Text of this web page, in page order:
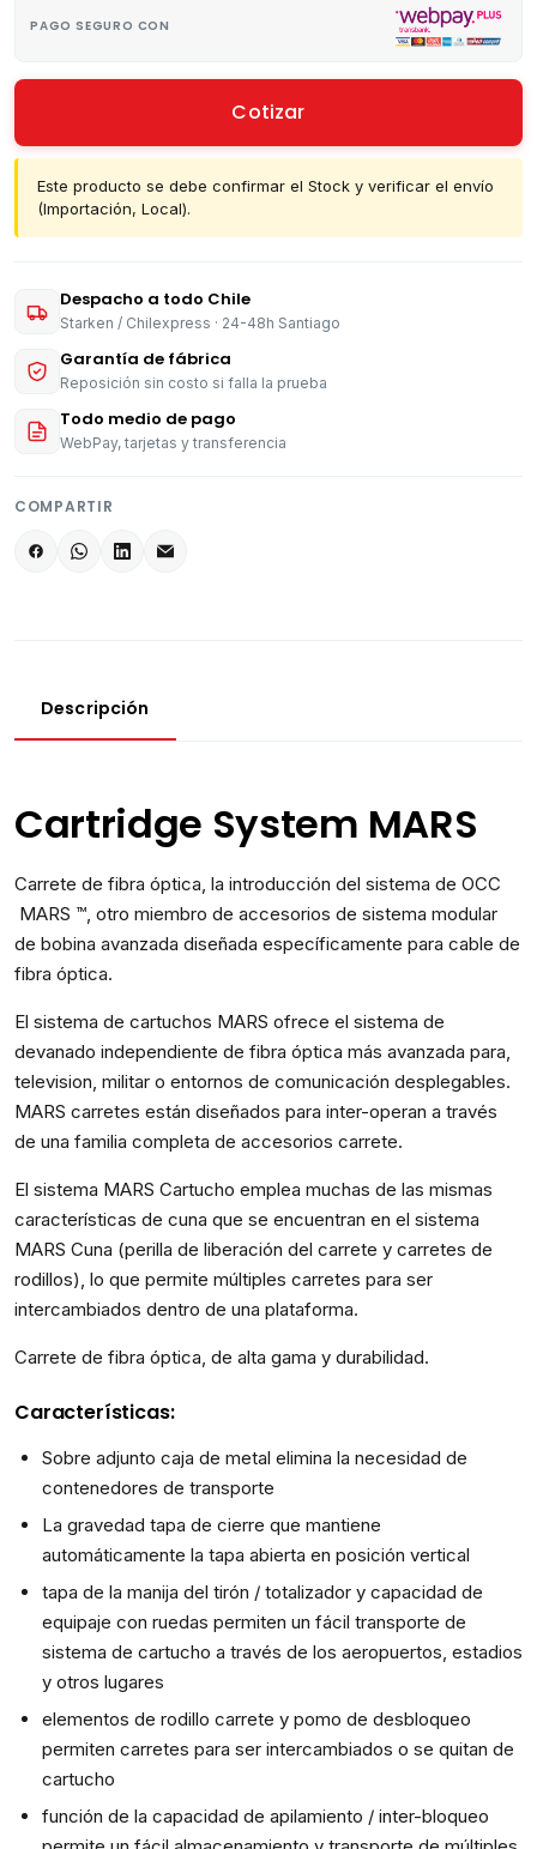
PAGO SEGURO CON
Cotizar
Este producto se debe confirmar el Stock y verificar el envío
(Importación, Local).
Despacho a todo Chile
Starken / Chilexpress · 24-48h Santiago
Garantía de fábrica
Reposición sin costo si falla la prueba
Todo medio de pago
WebPay, tarjetas y transferencia
COMPARTIR
Descripción
Cartridge System MARS
Carrete de fibra óptica, la introducción del sistema de OCC
MARS ™, otro miembro de accesorios de sistema modular
de bobina avanzada diseñada específicamente para cable de
fibra óptica.
El sistema de cartuchos MARS ofrece el sistema de
devanado independiente de fibra óptica más avanzada para,
television, militar o entornos de comunicación desplegables.
MARS carretes están diseñados para inter-operan a través
de una familia completa de accesorios carrete.
El sistema MARS Cartucho emplea muchas de las mismas
características de cuna que se encuentran en el sistema
MARS Cuna (perilla de liberación del carrete y carretes de
rodillos), lo que permite múltiples carretes para ser
intercambiados dentro de una plataforma.
Carrete de fibra óptica, de alta gama y durabilidad.
Características:
Sobre adjunto caja de metal elimina la necesidad de
contenedores de transporte
La gravedad tapa de cierre que mantiene
automáticamente la tapa abierta en posición vertical
tapa de la manija del tirón / totalizador y capacidad de
equipaje con ruedas permiten un fácil transporte de
sistema de cartucho a través de los aeropuertos, estadios
y otros lugares
elementos de rodillo carrete y pomo de desbloqueo
permiten carretes para ser intercambiados o se quitan de
cartucho
función de la capacidad de apilamiento / inter-bloqueo